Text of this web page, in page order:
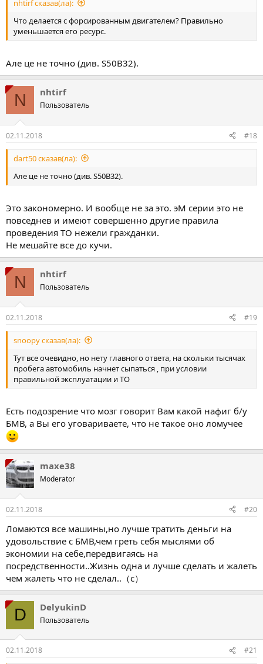
nhtirf сказав(ла):
Что делается с форсированным двигателем? Правильно
уменьшается его ресурс.
Але це не точно (див. S50B32).
N nhtirf
Пользователь
02.11.2018 #18
dart50 сказав(ла):
Але це не точно (див. S50B32).
Это закономерно. И вообще не за это. эМ серии это не
повседнев и имеют совершенно другие правила
проведения ТО нежели гражданки.
Не мешайте все до кучи.
N nhtirf
Пользователь
02.11.2018 #19
snoopy сказав(ла):
Тут все очевидно, но нету главного ответа, на скольки тысячах
пробега автомобиль начнет сыпаться , при условии
правильной эксплуатации и ТО
Есть подозрение что мозг говорит Вам какой нафиг б/у
БМВ, а Вы его уговариваете, что не такое оно ломучее
maxe38
Moderator
02.11.2018 #20
Ломаются все машины,но лучше тратить деньги на
удовольствие с БМВ,чем греть себя мыслями об
экономии на себе,передвигаясь на
посредственности..Жизнь одна и лучше сделать и жалеть
чем жалеть что не сделал..（с）
D DelyukinD
Пользователь
02.11.2018 #21